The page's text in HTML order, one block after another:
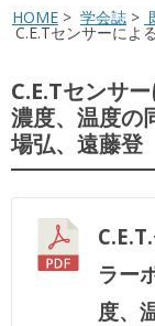
HOME > 学会誌 >
C.E.Tセンサーによ
C.E.Tセンサ
濃度、温度の
場弘、遠藤登
ラー
度、